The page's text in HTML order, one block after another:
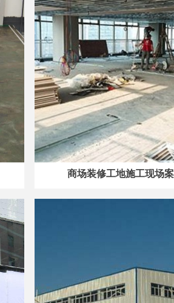
商场装修工地施工现场